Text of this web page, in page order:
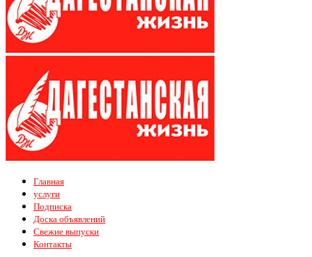
Главная
услуги
Подписка
Доска объявлений
Свежие выпуски
Контакты